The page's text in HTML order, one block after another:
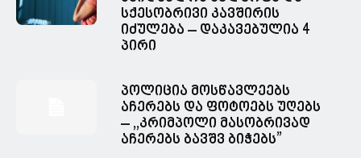
სქესობრივი კავშირის
იძულება – დაკავებულია 4
პირი
პოლიცია მოსწავლეებს
აჩერებს და ფოტოებს უღებს
– ,,კრიმპოლი მასობრივად
აჩერებს ბავშვ ბიჭებს”